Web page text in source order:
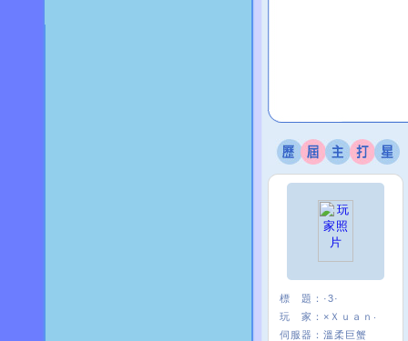
標 題： ·3·
玩 家： ×Ｘｕａｎ‧
伺服器： 溫柔巨蟹